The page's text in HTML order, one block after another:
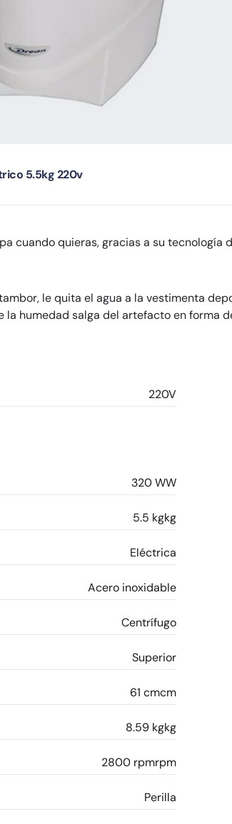
5.5kg 220v
cuando quieras, gracias a su
le quita el agua a la vestimenta
la humedad salga del artefacto en forma
220V
320 WW
5.5 kgkg
Eléctrica
Acero inoxidable
Centrífugo
Superior
61 cmcm
8.59 kgkg
2800 rpmrpm
Perilla